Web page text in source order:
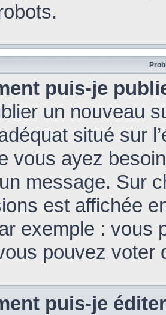
puis-je
un nouveau
situé sur
vous ayez
message. Sur
est affichée
exemple : vous
pouvez voter
puis-je